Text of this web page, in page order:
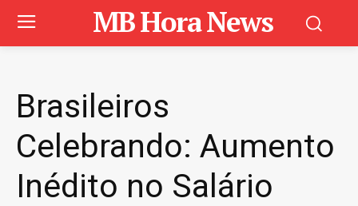
MB Hora News
Brasileiros
Celebrando: Aumento
Inédito no Salário